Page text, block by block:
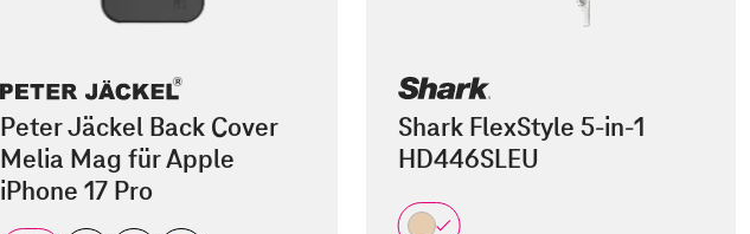
Peter Jäckel Back Cover
Melia Mag für Apple
iPhone 17 Pro
Shark FlexStyle 5-in-1
HD446SLEU